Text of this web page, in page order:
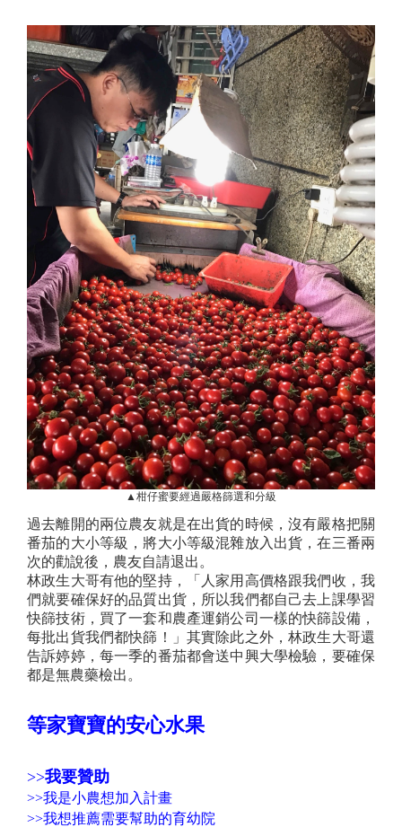
▲柑仔蜜要經過嚴格篩選和分級
過去離開的兩位農友就是在出貨的時候，沒有嚴格把關
番茄的大小等級，將大小等級混雜放入出貨，在三番兩
次的勸說後，農友自請退出。
林政生大哥有他的堅持，「人家用高價格跟我們收，我
們就要確保好的品質出貨，所以我們都自己去上課學習
快篩技術，買了一套和農產運銷公司一樣的快篩設備，
每批出貨我們都快篩！」其實除此之外，林政生大哥還
告訴婷婷，每一季的番茄都會送中興大學檢驗，要確保
都是無農藥檢出。
等家寶寶的安心水果
>>我要贊助
>>我是小農想加入計畫
>>我想推薦需要幫助的育幼院